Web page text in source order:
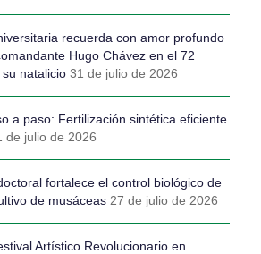
recuerda con amor profundo
Hugo Chávez en el 72
natalicio 31 de julio de 2026
a paso: Fertilización sintética eficiente
de julio de 2026
fortalece el control biológico de
de musáceas 27 de julio de 2026
Artístico Revolucionario en